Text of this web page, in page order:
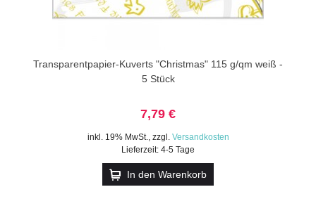
Transparentpapier-Kuverts "Christmas" 115 g/qm weiß -
5 Stück
7,79 €
inkl. 19% MwSt., zzgl. Versandkosten
Lieferzeit: 4-5 Tage
In den Warenkorb